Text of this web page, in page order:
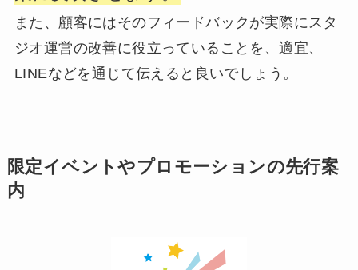
また、顧客にはそのフィードバックが実際にスタ
ジオ運営の改善に役立っていることを、適宜、
LINEなどを通じて伝えると良いでしょう。
限定イベントやプロモーションの先行案
内